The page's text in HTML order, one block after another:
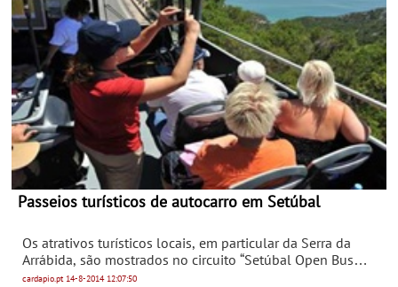
Passeios turísticos de autocarro em Setúbal
Os atrativos turísticos locais, em particular da Serra da
Arrábida, são mostrados no circuito “Setúbal Open Bus
Tour, iniciativa que se realiza todos os sábados entre 16 de
cardapio.pt 14-8-201412:07:50